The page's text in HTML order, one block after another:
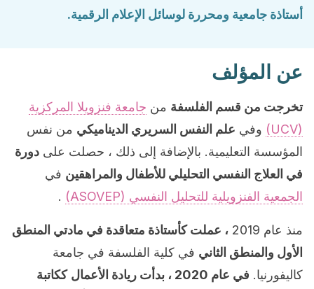
أستاذة جامعية ومحررة لوسائل الإعلام الرقمية.
عن المؤلف
تخرجت من قسم الفلسفة من جامعة فنزويلا المركزية
(UCV)
وفي علم النفس السريري الديناميكي من نفس
المؤسسة التعليمية. بالإضافة إلى ذلك ، حصلت على دورة
في العلاج النفسي التحليلي للأطفال والمراهقين في
الجمعية الفنزويلية للتحليل النفسي (ASOVEP)
.
منذ عام 2019
، عملت كأستاذة متعاقدة في مادتي المنطق
الأول والمنطق الثاني في كلية الفلسفة في جامعة
كاليفورنيا. في عام 2020 ، بدأت ريادة الأعمال
ككاتبة